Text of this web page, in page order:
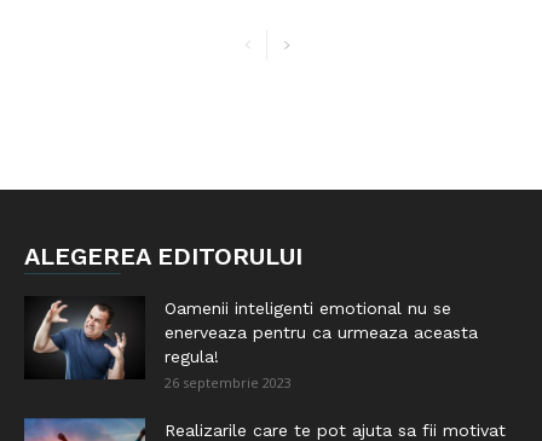
ALEGEREA EDITORULUI
Oamenii inteligenti emotional nu se
enerveaza pentru ca urmeaza aceasta
regula!
26 septembrie 2023
Realizarile care te pot ajuta sa fii motivat